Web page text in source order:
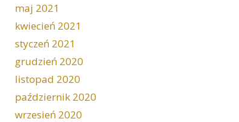
maj 2021
kwiecień 2021
styczeń 2021
grudzień 2020
listopad 2020
październik 2020
wrzesień 2020